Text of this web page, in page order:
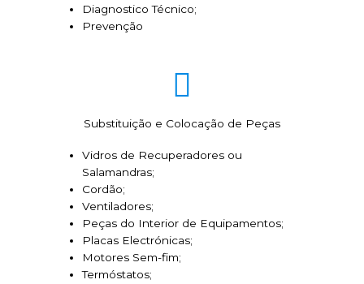
Diagnostico Técnico;
Prevenção
Substituição e Colocação de Peças
Vidros de Recuperadores ou
Salamandras;
Cordão;
Ventiladores;
Peças do Interior de Equipamentos;
Placas Electrónicas;
Motores Sem-fim;
Termóstatos;